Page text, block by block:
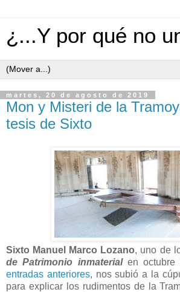
¿...Y por qué no
martes, 20 de agosto de 2019
Mon y Misteri de la
tesis de Sixto
Sixto Manuel Marco Lozano, uno de
de Patrimonio inmaterialen octubre
entradas anteriores, nos subió a la
para explicar los rudimentos de la